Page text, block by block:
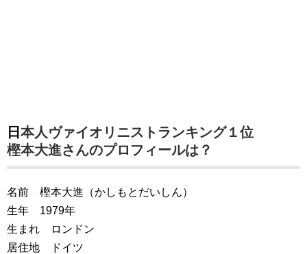
日本人ヴァイオリニストランキング１位
樫本大進さんのプロフィールは？
名前 樫本大進（かしもとだいしん）
生年 1979年
生まれ ロンドン
居住地 ドイツ